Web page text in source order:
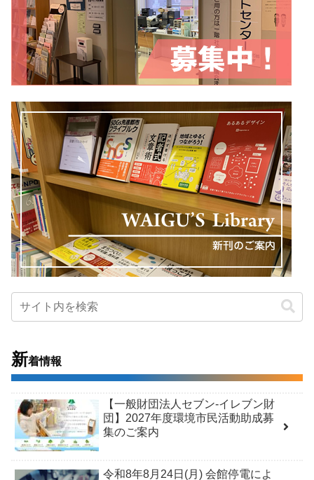
新着情報
【一般財団法人セブン-イレブン財
団】2027年度環境市民活動助成募
集のご案内
令和8年8月24日(月) 会館停電によ